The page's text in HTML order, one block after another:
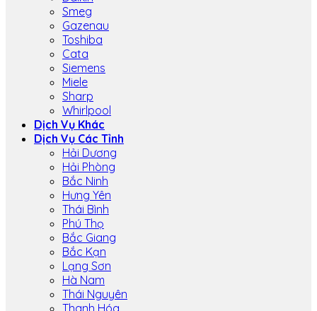
Smeg
Gazenau
Toshiba
Cata
Siemens
Miele
Sharp
Whirlpool
Dịch Vụ Khác
Dịch Vụ Các Tỉnh
Hải Dương
Hải Phòng
Bắc Ninh
Hưng Yên
Thái Bình
Phú Thọ
Bắc Giang
Bắc Kạn
Lạng Sơn
Hà Nam
Thái Nguyên
Thanh Hóa